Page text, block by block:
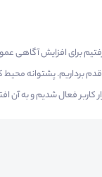
زمانی که تصمیم گرفتیم
برداریم. پشتوانه
فعال شدیم و به آن